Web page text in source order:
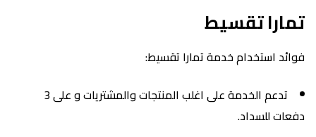
تمارا تقسيط
فوائد استخدام خدمة تمارا تقسيط:
تدعم الخدمة على اغلب المنتجات والمشتريات و على 3
دفعات للسداد.